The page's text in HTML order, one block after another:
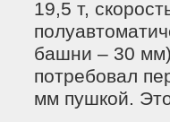
19,5 т,
башни – 30
потребовал
мм пушкой.